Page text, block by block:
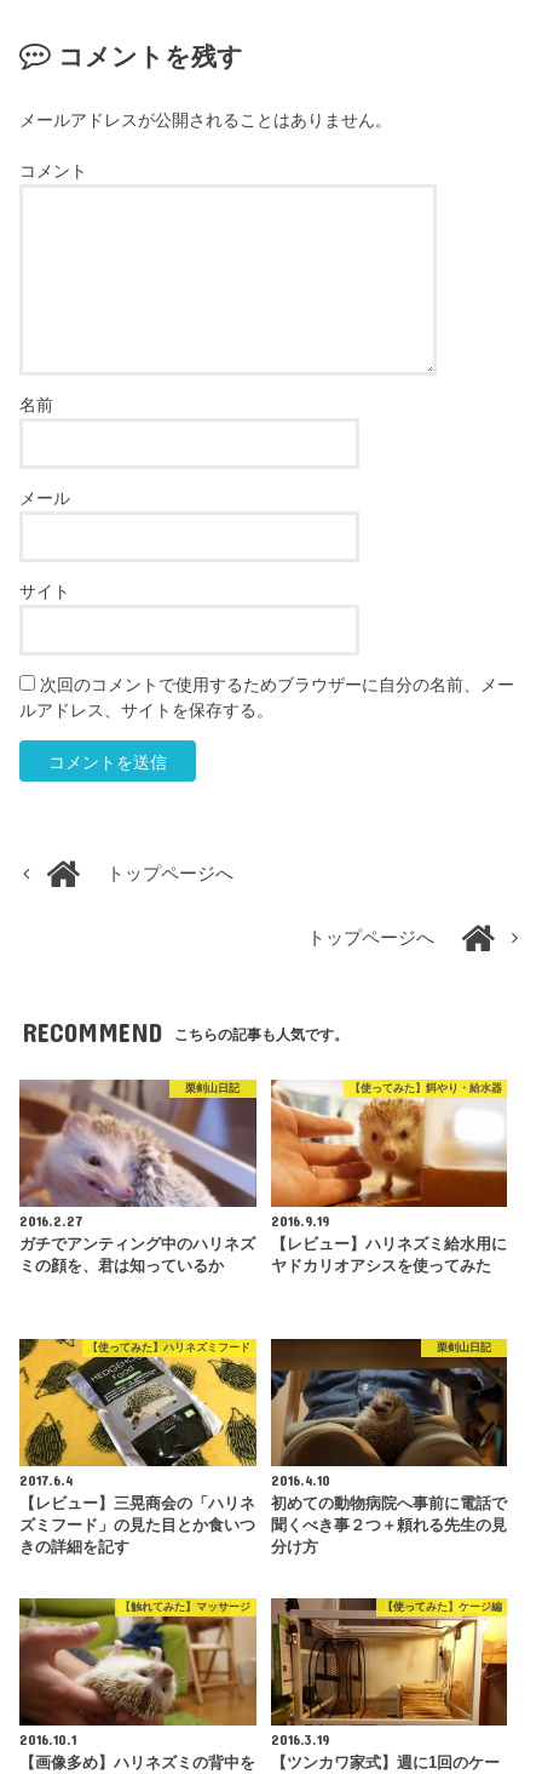
コメントを残す
メールアドレスが公開されることはありません。
コメント
名前
メール
サイト
次回のコメントで使用するためブラウザーに自分の名前、メー
ルアドレス、サイトを保存する。
トップページへ
トップページへ
RECOMMEND こちらの記事も人気です。
栗剣山日記
2016.2.27
ガチでアンティング中のハリネズ
ミの顔を、君は知っているか
【使ってみた】餌やり・給水器
2016.9.19
【レビュー】ハリネズミ給水用に
ヤドカリオアシスを使ってみた
【使ってみた】ハリネズミフード
2017.6.4
【レビュー】三晃商会の「ハリネ
ズミフード」の見た目とか食いつ
きの詳細を記す
栗剣山日記
2016.4.10
初めての動物病院へ事前に電話で
聞くべき事２つ＋頼れる先生の見
分け方
【触れてみた】マッサージ
2016.10.1
【画像多め】ハリネズミの背中を
【使ってみた】ケージ編
2016.3.19
【ツンカワ家式】週に1回のケー